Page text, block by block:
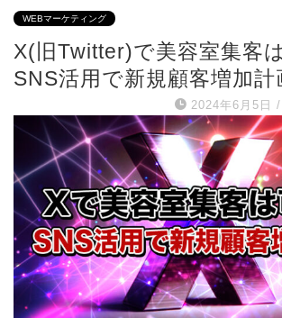
WEBマーケティング
X(旧Twitter)で美容室集客
SNS活用で新規顧客増加計
2024年6月5日 /